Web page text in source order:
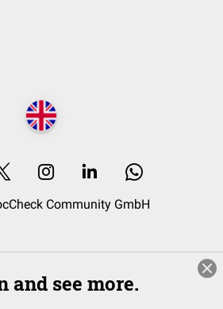
Community GmbH
and see more.